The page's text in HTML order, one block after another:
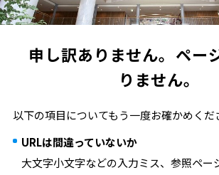
申し訳ありません。ペー
りません。
以下の項目についてもう一度お確かめくだ
URLは間違っていないか
大文字小文字などの入力ミス、参照ペー